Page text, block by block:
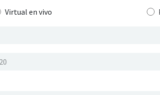
Virtual en vivo